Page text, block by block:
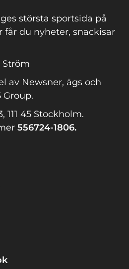
största sportsida på
får du nyheter, snackisar
Ström
av Newsner, ägs och
Group.
111 45 Stockholm.
556724-1806.